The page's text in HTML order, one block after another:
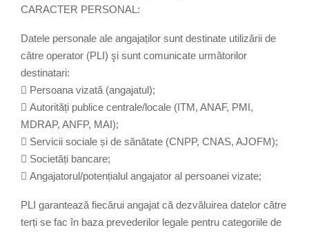
CARACTER PERSONAL:
Datele personale ale angajaților sunt destinate utilizării de
către operator (PLI) şi sunt comunicate următorilor
destinatari:
 Persoana vizată (angajatul);
 Autorități publice centrale/locale (ITM, ANAF, PMI,
MDRAP, ANFP, MAI);
 Servicii sociale și de sănătate (CNPP, CNAS, AJOFM);
 Societăți bancare;
 Angajatorul/potențialul angajator al persoanei vizate;
PLI garantează fiecărui angajat că dezvăluirea datelor către
terți se fac în baza prevederilor legale pentru categoriile de